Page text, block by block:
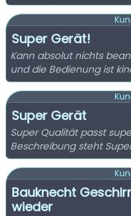
Super Gerät!
Kann absolut nichts
und die Bedienung ist
Super Gerät
Super Qualität passt
Beschreibung steht
Bauknecht
wieder